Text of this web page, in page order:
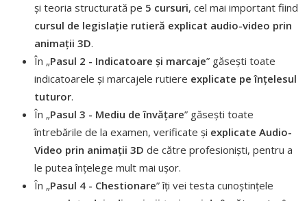
și teoria structurată pe 5 cursuri, cel mai important fiind
cursul de legislație rutieră explicat audio-video prin
animații 3D.
În „Pasul 2 - Indicatoare și marcaje” găsești toate
indicatoarele și marcajele rutiere explicate pe înțelesul
tuturor.
În „Pasul 3 - Mediu de învățare” găsești toate
întrebările de la examen, verificate și explicate Audio-
Video prin animații 3D de către profesioniști, pentru a
le putea înțelege mult mai ușor.
În „Pasul 4 - Chestionare” îți vei testa cunoștințele